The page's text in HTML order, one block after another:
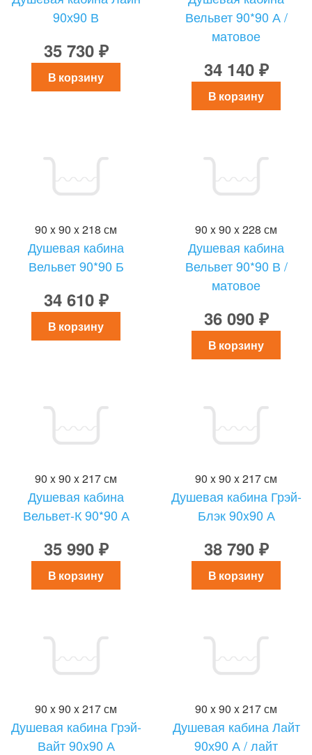
90х90 В
35 730 ₽
В корзину
Вельвет 90*90 А /
матовое
34 140 ₽
В корзину
90 x 90 x 218 см
Душевая кабина
Вельвет 90*90 Б
34 610 ₽
В корзину
90 x 90 x 228 см
Душевая кабина
Вельвет 90*90 В /
матовое
36 090 ₽
В корзину
90 x 90 x 217 см
Душевая кабина
Вельвет-К 90*90 А
35 990 ₽
В корзину
90 x 90 x 217 см
Душевая кабина Грэй-
Блэк 90x90 А
38 790 ₽
В корзину
90 x 90 x 217 см
Душевая кабина Грэй-
Вайт 90x90 А
90 x 90 x 217 см
Душевая кабина Лайт
90х90 А / лайт